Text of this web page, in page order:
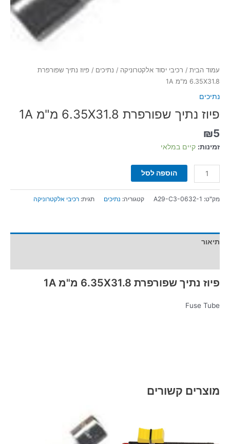
עמוד הבית / רכיבי יסוד אלקטרוניקה / נתיכים / פיוז נתיך שפורפרת
6.35X31.8 מ"מ 1A
נתיכים
פיוז נתיך שפורפרת 6.35X31.8 מ"מ 1A
₪5
זמינות: קיים במלאי
הוספה לסל
מק"ט: A29-C3-0632-1 קטגוריה: נתיכים תגית: רכיבי אלקטרוניקה
תיאור
פיוז נתיך שפורפרת 6.35X31.8 מ"מ 1A
Fuse Tube
מוצרים קשורים